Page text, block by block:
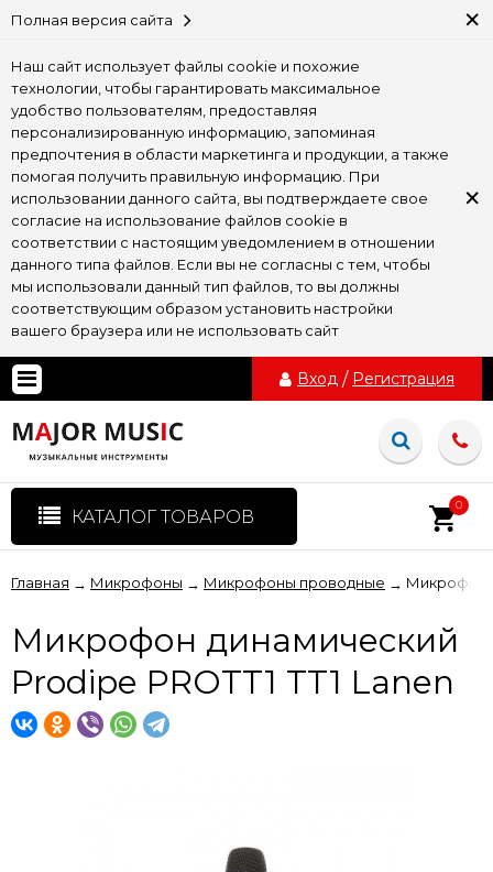
Полная версия сайта ×
Наш сайт использует файлы cookie и похожие
технологии, чтобы гарантировать максимальное
удобство пользователям, предоставляя
персонализированную информацию, запоминая
предпочтения в области маркетинга и продукции, а также
помогая получить правильную информацию. При
использовании данного сайта, вы подтверждаете свое
согласие на использование файлов cookie в
соответствии с настоящим уведомлением в отношении
данного типа файлов. Если вы не согласны с тем, чтобы
мы использовали данный тип файлов, то вы должны
соответствующим образом установить настройки
вашего браузера или не использовать сайт
×
Вход / Регистрация
КАТАЛОГ ТОВАРОВ
0
Главная → Микрофоны → Микрофоны проводные → Микрофон
Микрофон динамический
Prodipe PROTT1 TT1 Lanen